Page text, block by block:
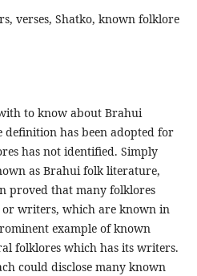
verses, Shatko, known folklore
to know about Brahui
definition has been adopted for
has not identified. Simply
as Brahui folk literature,
proved that many folklores
or writers, which are known in
example of known
folklores which has its writers.
could disclose many known